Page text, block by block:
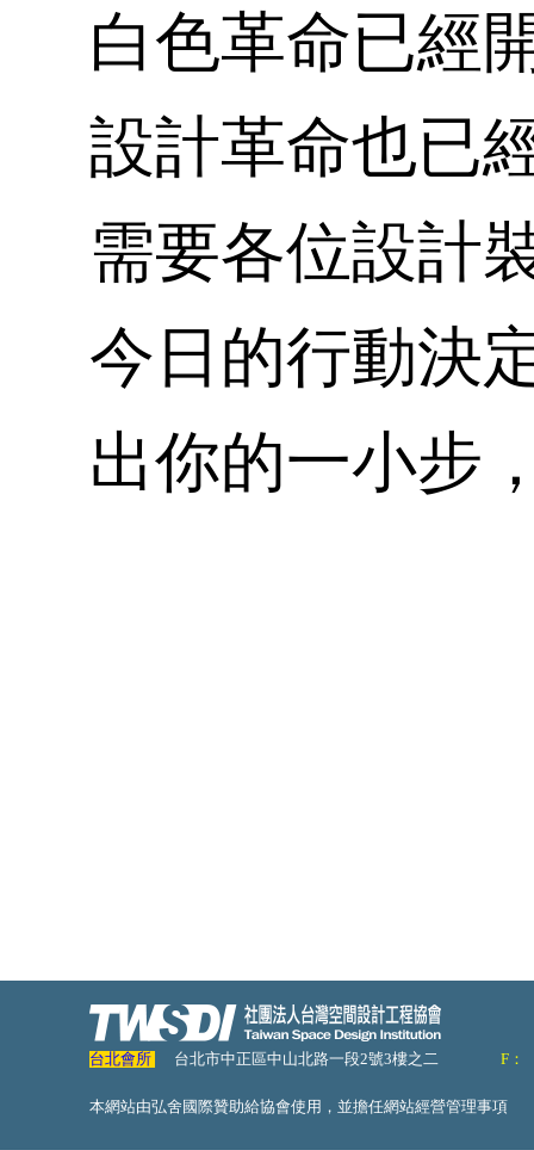
白色革命已經
設計革命也已
需要各位設計
今日的行動決
出你的一小步
台北會所 台北市中正區中山北路一段2號3樓之二 F：
本網站由弘舍國際贊助給協會使用，並擔任網站經營管理事項